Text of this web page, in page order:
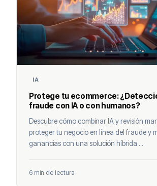
IA
Protege tu ecommerce:
fraude con IA o con humanos?
Descubre cómo combinar IA y revisión
proteger tu negocio en línea del fraude y
ganancias con una solución híbrida ...
6 min de lectura